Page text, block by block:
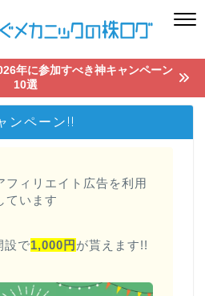
年に参加すべき神キャンペーン
10選
ンペーン!!
ィリエイト広告を利用
ています
設で1,000円 が貰えます!!